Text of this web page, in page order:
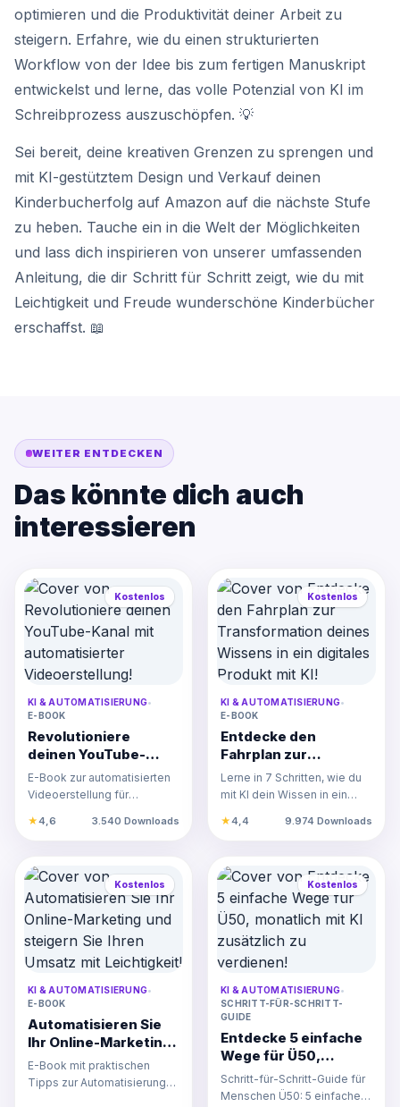
optimieren und die Produktivität deiner Arbeit zu
steigern. Erfahre, wie du einen strukturierten
Workflow von der Idee bis zum fertigen Manuskript
entwickelst und lerne, das volle Potenzial von KI im
Schreibprozess auszuschöpfen. 💡
Sei bereit, deine kreativen Grenzen zu sprengen und
mit KI-gestütztem Design und Verkauf deinen
Kinderbucherfolg auf Amazon auf die nächste Stufe
zu heben. Tauche ein in die Welt der Möglichkeiten
und lass dich inspirieren von unserer umfassenden
Anleitung, die dir Schritt für Schritt zeigt, wie du mit
Leichtigkeit und Freude wunderschöne Kinderbücher
erschaffst. 📖
WEITER ENTDECKEN
Das könnte dich auch
interessieren
Kostenlos
KI & AUTOMATISIERUNG•
E-BOOK
Revolutioniere
deinen YouTube-
Kanal mit
automatisierter
E-Book zur automatisierten
Videoerstellung für
Zuschauerbindung und
★4,6 3.540 Downloads
Kostenlos
KI & AUTOMATISIERUNG•
E-BOOK
Entdecke den
Fahrplan zur
Transformation
deines Wissens in ein
KI!
Lerne in 7 Schritten, wie du
mit KI dein Wissen in ein
verwandelst – auch ohne
★4,4 9.974 Downloads
Kostenlos
KI & AUTOMATISIERUNG•
E-BOOK
Automatisieren Sie
Ihr Online-Marketing
und steigern Sie
Ihren Umsatz mit
E-Book mit praktischen
Tipps zur Automatisierung
Kostenlos
KI & AUTOMATISIERUNG•
SCHRITT-FÜR-SCHRITT-
GUIDE
Entdecke 5 einfache
Wege für Ü50,
monatlich mit KI
zusätzlich zu
Schritt-für-Schritt-Guide für
Menschen Ü50: 5 einfache